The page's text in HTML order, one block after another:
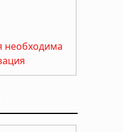
необходима